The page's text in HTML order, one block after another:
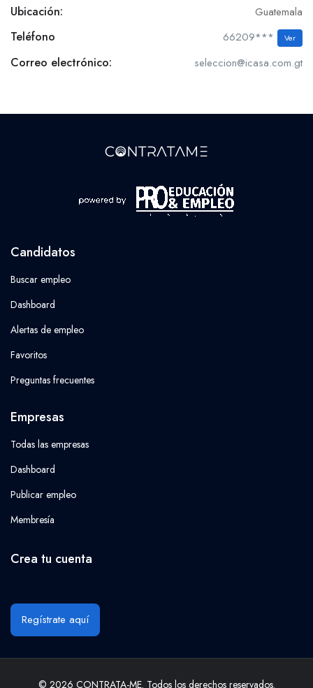
Ubicación: Guatemala
Teléfono 66209*** Ver
Correo electrónico: seleccion@icasa.com.gt
Candidatos
Buscar empleo
Dashboard
Alertas de empleo
Favoritos
Preguntas frecuentes
Empresas
Todas las empresas
Dashboard
Publicar empleo
Membresía
Crea tu cuenta
Regístrate aquí
© 2026 CONTRATA-ME. Todos los derechos reservados.